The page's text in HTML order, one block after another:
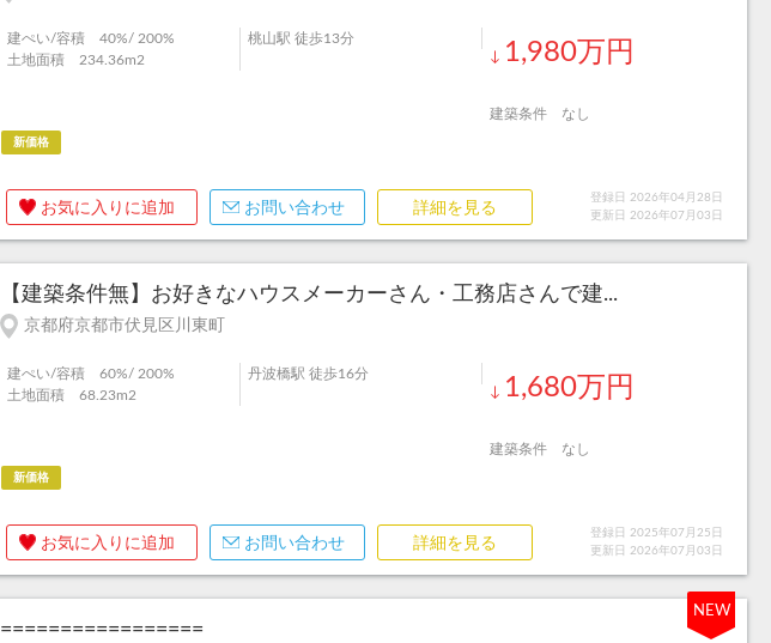
建ぺい/容積 40%/ 200%
土地面積 234.36m2
桃山駅 徒歩13分
↓ 1,980万円
建築条件 なし
新価格
お気に入りに追加 お問い合わせ 詳細を見る
登録日 2026年04月28日
更新日 2026年07月03日
【建築条件無】お好きなハウスメーカーさん・工務店さんで建...
京都府京都市伏見区川東町
建ぺい/容積 60%/ 200%
土地面積 68.23m2
丹波橋駅 徒歩16分
↓ 1,680万円
建築条件 なし
新価格
お気に入りに追加 お問い合わせ 詳細を見る
登録日 2025年07月25日
更新日 2026年07月03日
NEW
=================